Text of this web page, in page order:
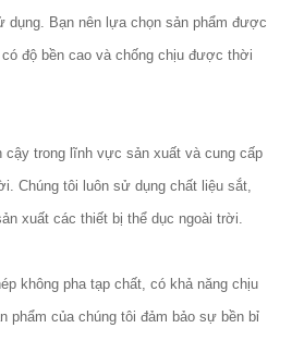
dụng. Bạn nên lựa chọn sản phẩm được
độ bền cao và chống chịu được thời
cậy trong lĩnh vực sản xuất và cung cấp
Chúng tôi luôn sử dụng chất liệu sắt,
xuất các thiết bị thể dục ngoài trời.
không pha tạp chất, có khả năng chịu
phẩm của chúng tôi đảm bảo sự bền bỉ